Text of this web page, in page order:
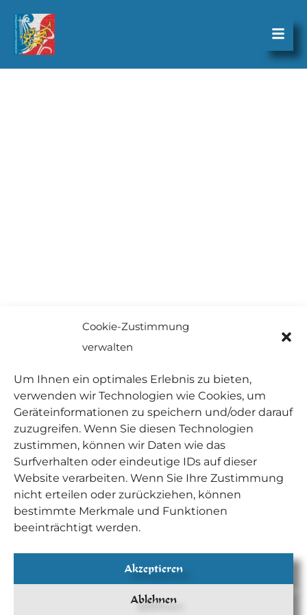
Cookie-Zustimmung
verwalten
Um Ihnen ein optimales Erlebnis zu bieten,
verwenden wir Technologien wie Cookies, um
Geräteinformationen zu speichern und/oder darauf
zuzugreifen. Wenn Sie diesen Technologien
zustimmen, können wir Daten wie das
Surfverhalten oder eindeutige IDs auf dieser
Website verarbeiten. Wenn Sie Ihre Zustimmung
nicht erteilen oder zurückziehen, können
bestimmte Merkmale und Funktionen
beeinträchtigt werden.
Akzeptieren
Ablehnen